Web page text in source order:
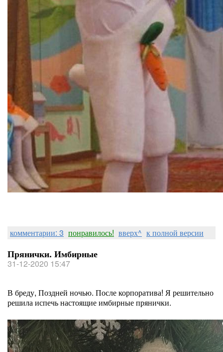
комментарии: 3 понравилось! вверх^ к полной версии
Прянички. Имбирные
31-12-2020 15:47
В бреду, Поздней ночью. После корпоратива! Я решительно
решила испечь настоящие имбирные прянички.